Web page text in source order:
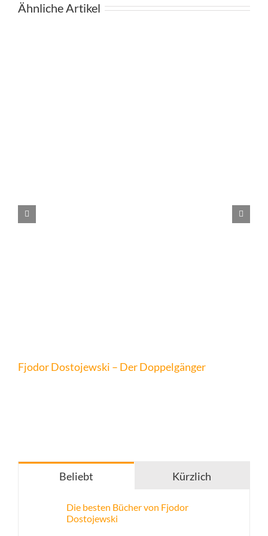
Ähnliche Artikel
Fjodor Dostojewski – Der Doppelgänger
Beliebt Kürzlich
Die besten Bücher von Fjodor
Dostojewski